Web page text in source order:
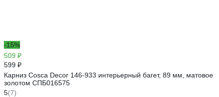
-15%
509 ₽
599 ₽
Карниз Cosca Decor 146-933 интерьерный багет, 89 мм, матовое
золотом СПБ016575
5(7)